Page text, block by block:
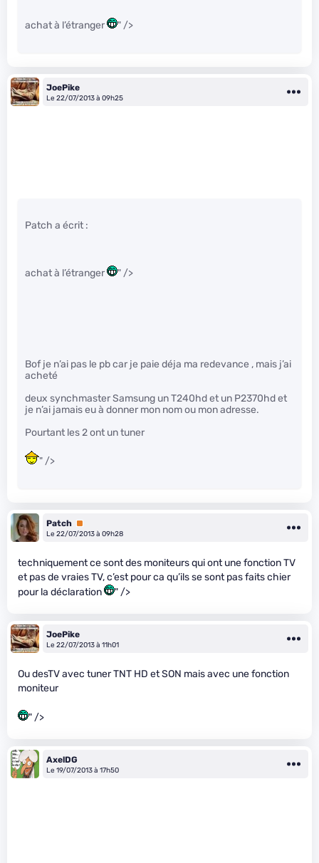
achat à l’étranger " />
JoePike
Le 22/07/2013 à 09h25
Patch a écrit :
achat à l’étranger " />
Bof je n’ai pas le pb car je paie déja ma redevance , mais j’ai
acheté
deux synchmaster Samsung un T240hd et un P2370hd et
je n’ai jamais eu à donner mon nom ou mon adresse.
Pourtant les 2 ont un tuner
" />
Patch Premium
Le 22/07/2013 à 09h28
techniquement ce sont des moniteurs qui ont une fonction TV
et pas de vraies TV, c’est pour ca qu’ils se sont pas faits chier
pour la déclaration
" />
JoePike
Le 22/07/2013 à 11h01
Ou desTV avec tuner TNT HD et SON mais avec une fonction
moniteur
" />
AxelDG
Le 19/07/2013 à 17h50